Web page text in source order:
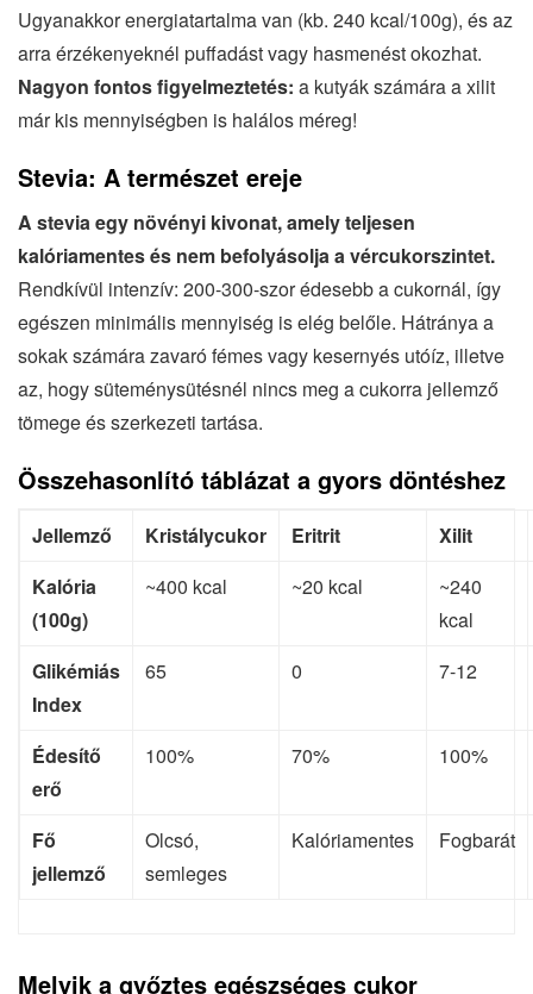
Ugyanakkor energiatartalma van (kb. 240 kcal/100g), és az
arra érzékenyeknél puffadást vagy hasmenést okozhat.
Nagyon fontos figyelmeztetés: a kutyák számára a xilit
már kis mennyiségben is halálos méreg!
Stevia: A természet ereje
A stevia egy növényi kivonat, amely teljesen
kalóriamentes és nem befolyásolja a vércukorszintet.
Rendkívül intenzív: 200-300-szor édesebb a cukornál, így
egészen minimális mennyiség is elég belőle. Hátránya a
sokak számára zavaró fémes vagy kesernyés utóíz, illetve
az, hogy süteménysütésnél nincs meg a cukorra jellemző
tömege és szerkezeti tartása.
Összehasonlító táblázat a gyors döntéshez
Jellemző Kristálycukor Eritrit
Xilit
Kalória
(100g)
~400 kcal ~20 kcal
~240
kcal
Glikémiás
Index
65 0 7-12
Édesítő
erő
100% 70% 100%
Fő
jellemző
Olcsó,
semleges
Kalóriamentes Fogbarát
Melyik a győztes egészséges cukor